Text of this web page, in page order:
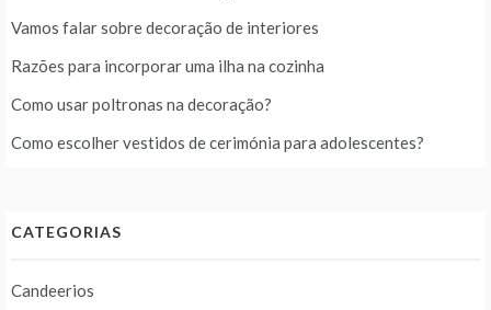
Vamos falar sobre decoração de interiores
Razões para incorporar uma ilha na cozinha
Como usar poltronas na decoração?
Como escolher vestidos de cerimónia para adolescentes?
CATEGORIAS
Candeerios